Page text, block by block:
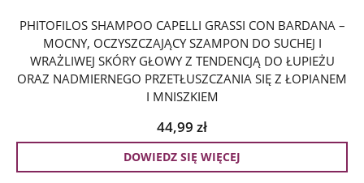
PHITOFILOS SHAMPOO CAPELLI GRASSI CON BARDANA –
MOCNY, OCZYSZCZAJĄCY SZAMPON DO SUCHEJ I
WRAŻLIWEJ SKÓRY GŁOWY Z TENDENCJĄ DO ŁUPIEŻU
ORAZ NADMIERNEGO PRZETŁUSZCZANIA SIĘ Z ŁOPIANEM
I MNISZKIEM
44,99 zł
DOWIEDZ SIĘ WIĘCEJ